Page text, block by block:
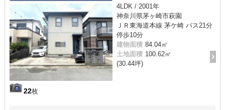
22枚
4LDK / 2001年
神奈川県茅ヶ崎市萩園
ＪＲ東海道本線 茅ケ崎 バス21分
停歩10分
建物面積 84.04㎡
土地面積 100.62㎡
(30.44坪)